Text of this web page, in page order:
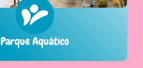
Parque Aquático